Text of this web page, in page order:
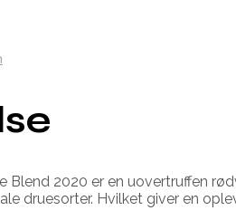
Blend 2020 er en uovertruffen
druesorter. Hvilket giver en